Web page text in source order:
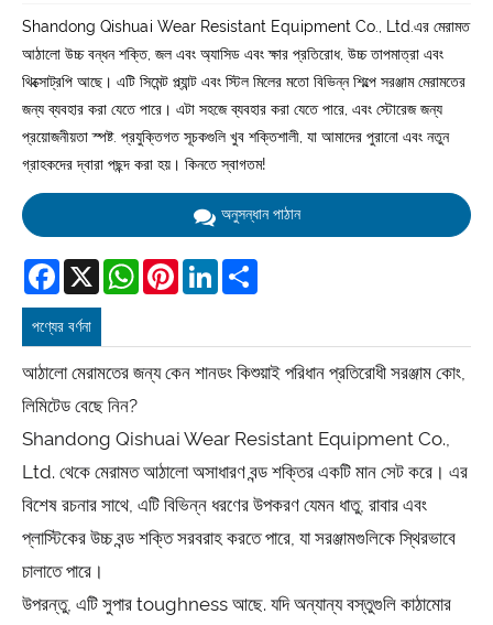
Shandong Qishuai Wear Resistant Equipment Co., Ltd.এর মেরামত
আঠালো উচ্চ বন্ধন শক্তি, জল এবং অ্যাসিড এবং ক্ষার প্রতিরোধ, উচ্চ তাপমাত্রা এবং
থিক্সোট্রপি আছে। এটি সিমেন্ট প্ল্যান্ট এবং স্টিল মিলের মতো বিভিন্ন শিল্পে সরঞ্জাম মেরামতের
জন্য ব্যবহার করা যেতে পারে। এটা সহজে ব্যবহার করা যেতে পারে, এবং স্টোরেজ জন্য
প্রয়োজনীয়তা স্পষ্ট. প্রযুক্তিগত সূচকগুলি খুব শক্তিশালী, যা আমাদের পুরানো এবং নতুন
গ্রাহকদের দ্বারা পছন্দ করা হয়। কিনতে স্বাগতম!
অনুসন্ধান পাঠান
Facebook
X WhatsAppPinterestLinkedIn
পণ্যের বর্ণনা
আঠালো মেরামতের জন্য কেন শানডং কিশুয়াই পরিধান প্রতিরোধী সরঞ্জাম কোং,
লিমিটেড বেছে নিন?
Shandong Qishuai Wear Resistant Equipment Co.,
Ltd. থেকে মেরামত আঠালো অসাধারণ বন্ড শক্তির একটি মান সেট করে। এর
বিশেষ রচনার সাথে, এটি বিভিন্ন ধরণের উপকরণ যেমন ধাতু, রাবার এবং
প্লাস্টিকের উচ্চ বন্ড শক্তি সরবরাহ করতে পারে, যা সরঞ্জামগুলিকে স্থিরভাবে
চালাতে পারে।
উপরন্তু, এটি সুপার toughness আছে. যদি অন্যান্য বস্তুগুলি কাঠামোর